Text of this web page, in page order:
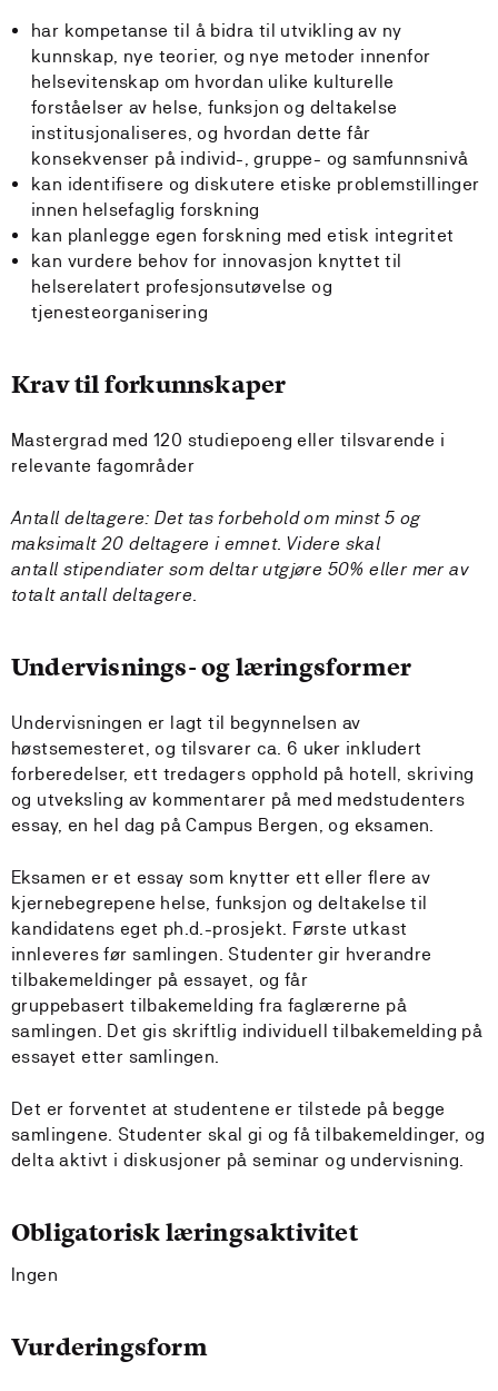
har kompetanse til å bidra til utvikling av ny
kunnskap, nye teorier, og nye metoder innenfor
helsevitenskap om hvordan ulike kulturelle
forståelser av helse, funksjon og deltakelse
institusjonaliseres, og hvordan dette får
konsekvenser på individ-, gruppe- og samfunnsnivå
kan identifisere og diskutere etiske problemstillinger
innen helsefaglig forskning
kan planlegge egen forskning med etisk integritet
kan vurdere behov for innovasjon knyttet til
helserelatert profesjonsutøvelse og
tjenesteorganisering
Krav til forkunnskaper
Mastergrad med 120 studiepoeng eller tilsvarende i
relevante fagområder
Antall deltagere: Det tas forbehold om minst 5 og
maksimalt 20 deltagere i emnet. Videre skal
antall stipendiater som deltar utgjøre 50% eller mer av
totalt antall deltagere.
Undervisnings- og læringsformer
Undervisningen er lagt til begynnelsen av
høstsemesteret, og tilsvarer ca. 6 uker inkludert
forberedelser, ett tredagers opphold på hotell, skriving
og utveksling av kommentarer på med medstudenters
essay, en hel dag på Campus Bergen, og eksamen.
Eksamen er et essay som knytter ett eller flere av
kjernebegrepene helse, funksjon og deltakelse til
kandidatens eget ph.d.-prosjekt. Første utkast
innleveres før samlingen. Studenter gir hverandre
tilbakemeldinger på essayet, og får
gruppebasert tilbakemelding fra faglærerne på
samlingen. Det gis skriftlig individuell tilbakemelding på
essayet etter samlingen.
Det er forventet at studentene er tilstede på begge
samlingene. Studenter skal gi og få tilbakemeldinger, og
delta aktivt i diskusjoner på seminar og undervisning.
Obligatorisk læringsaktivitet
Ingen
Vurderingsform